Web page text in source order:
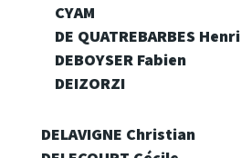
CYAM
DE QUATREBARBES Henri
DEBOYSER Fabien
DEIZORZI
DELAVIGNE Christian